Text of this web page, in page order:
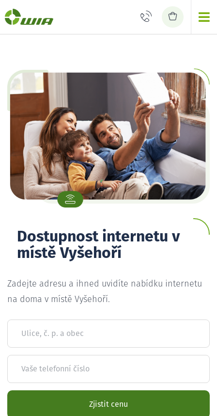
Dostupnost internetu v
místě Vyšehoří
Zadejte adresu a ihned uvidíte nabídku internetu
na doma v místě Vyšehoří.
Ulice, č. p. a obec
Vaše telefonní číslo
Zjistit cenu